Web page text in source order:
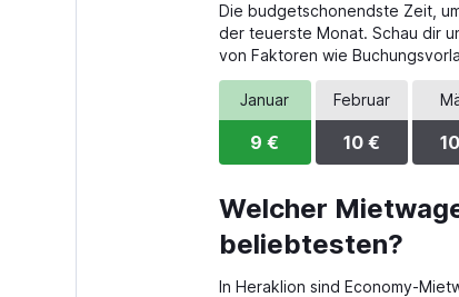
categories.
The
chart
has
1
Y
axis
displaying
Range:
0
to
Die budgetschonendste Zeit,
der teuerste Monat. Schau dir
von Faktoren wie
Januar
9 €
Februar
10 €
Welcher
beliebtesten?
In Heraklion sind Economy-